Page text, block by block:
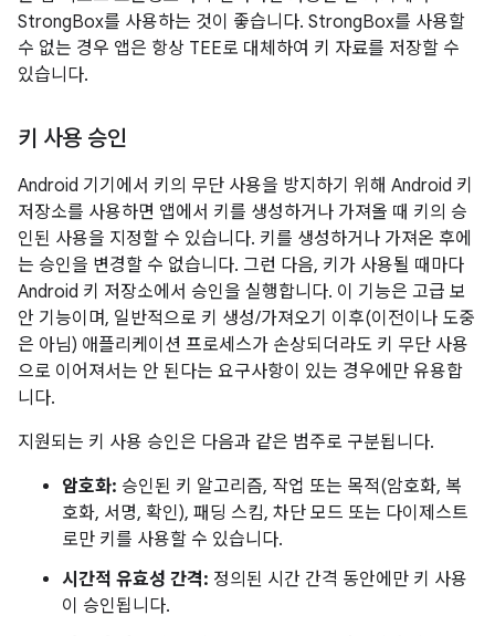
StrongBox를 사용하는 것이 좋습니다. StrongBox를 사용할
수 없는 경우 앱은 항상 TEE로 대체하여 키 자료를 저장할 수
있습니다.
키 사용 승인
Android 기기에서 키의 무단 사용을 방지하기 위해 Android 키
저장소를 사용하면 앱에서 키를 생성하거나 가져올 때 키의 승
인된 사용을 지정할 수 있습니다. 키를 생성하거나 가져온 후에
는 승인을 변경할 수 없습니다. 그런 다음, 키가 사용될 때마다
Android 키 저장소에서 승인을 실행합니다. 이 기능은 고급 보
안 기능이며, 일반적으로 키 생성/가져오기 이후(이전이나 도중
은 아님) 애플리케이션 프로세스가 손상되더라도 키 무단 사용
으로 이어져서는 안 된다는 요구사항이 있는 경우에만 유용합
니다.
지원되는 키 사용 승인은 다음과 같은 범주로 구분됩니다.
암호화: 승인된 키 알고리즘, 작업 또는 목적(암호화, 복
호화, 서명, 확인), 패딩 스킴, 차단 모드 또는 다이제스트
로만 키를 사용할 수 있습니다.
시간적 유효성 간격: 정의된 시간 간격 동안에만 키 사용
이 승인됩니다.